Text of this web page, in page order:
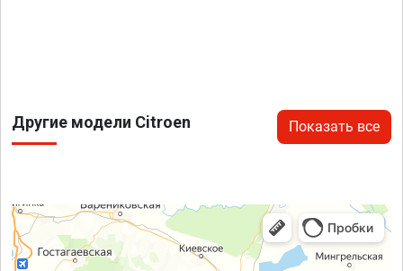
Другие модели Citroen Показать все